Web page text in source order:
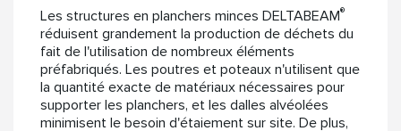
Les structures en planchers minces DELTABEAM®
réduisent grandement la production de déchets du
fait de l'utilisation de nombreux éléments
préfabriqués. Les poutres et poteaux n'utilisent que
la quantité exacte de matériaux nécessaires pour
supporter les planchers, et les dalles alvéolées
minimisent le besoin d'étaiement sur site. De plus,